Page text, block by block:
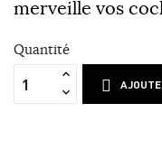
merveille vos
Quantité